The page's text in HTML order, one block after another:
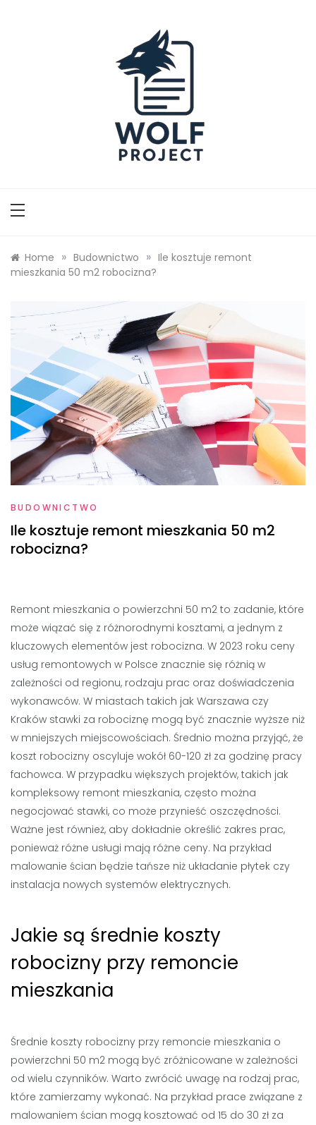
Home » Budownictwo » Ile kosztuje remont
mieszkania 50 m2 robocizna?
BUDOWNICTWO
Ile kosztuje remont mieszkania 50 m2
robocizna?
Remont mieszkania o powierzchni 50 m2 to zadanie, które
może wiązać się z różnorodnymi kosztami, a jednym z
kluczowych elementów jest robocizna. W 2023 roku ceny
usług remontowych w Polsce znacznie się różnią w
zależności od regionu, rodzaju prac oraz doświadczenia
wykonawców. W miastach takich jak Warszawa czy
Kraków stawki za robociznę mogą być znacznie wyższe niż
w mniejszych miejscowościach. Średnio można przyjąć, że
koszt robocizny oscyluje wokół 60-120 zł za godzinę pracy
fachowca. W przypadku większych projektów, takich jak
kompleksowy remont mieszkania, często można
negocjować stawki, co może przynieść oszczędności.
Ważne jest również, aby dokładnie określić zakres prac,
ponieważ różne usługi mają różne ceny. Na przykład
malowanie ścian będzie tańsze niż układanie płytek czy
instalacja nowych systemów elektrycznych.
Jakie są średnie koszty
robocizny przy remoncie
mieszkania
Średnie koszty robocizny przy remoncie mieszkania o
powierzchni 50 m2 mogą być zróżnicowane w zależności
od wielu czynników. Warto zwrócić uwagę na rodzaj prac,
które zamierzamy wykonać. Na przykład prace związane z
malowaniem ścian mogą kosztować od 15 do 30 zł za